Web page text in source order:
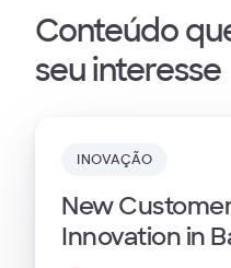
Conteúdo
seu interesse
INOVAÇÃO
New
Innovation in